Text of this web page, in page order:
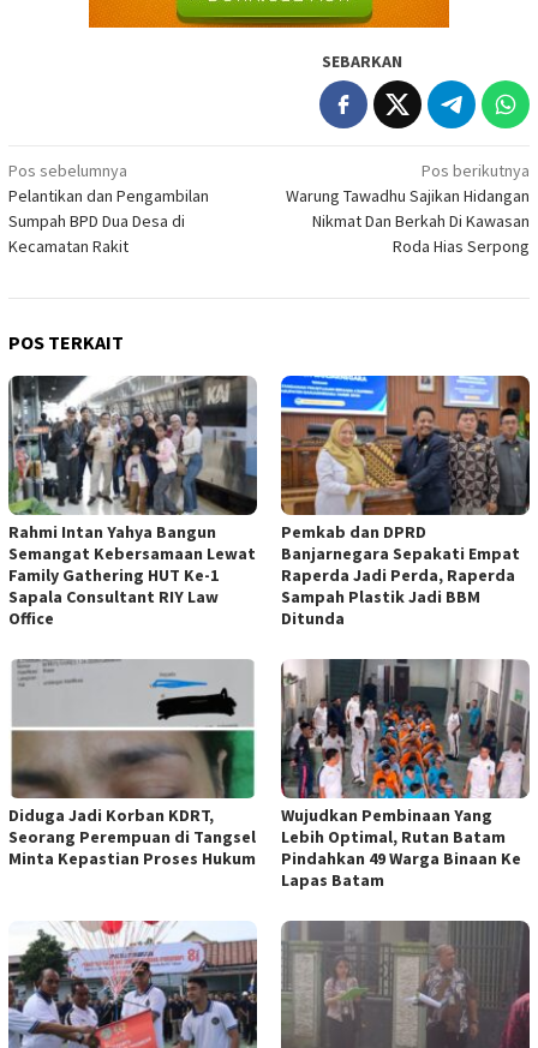
SEBARKAN
Navigasi
pos
Pos sebelumnya
Pelantikan dan Pengambilan
Sumpah BPD Dua Desa di
Kecamatan Rakit
Pos berikutnya
Warung Tawadhu Sajikan Hidangan
Nikmat Dan Berkah Di Kawasan
Roda Hias Serpong
POS TERKAIT
Rahmi Intan Yahya Bangun
Semangat Kebersamaan Lewat
Family Gathering HUT Ke-1
Sapala Consultant RIY Law
Office
Pemkab dan DPRD
Banjarnegara Sepakati Empat
Raperda Jadi Perda, Raperda
Sampah Plastik Jadi BBM
Ditunda
Diduga Jadi Korban KDRT,
Seorang Perempuan di Tangsel
Minta Kepastian Proses Hukum
Wujudkan Pembinaan Yang
Lebih Optimal, Rutan Batam
Pindahkan 49 Warga Binaan Ke
Lapas Batam